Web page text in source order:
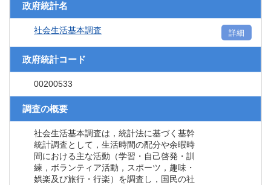
政府統計名
社会生活基本調査 詳細
政府統計コード
00200533
調査の概要
社会生活基本調査は，統計法に基づく基幹
統計調査として，生活時間の配分や余暇時
間における主な活動（学習・自己啓発・訓
練，ボランティア活動，スポーツ，趣味・
娯楽及び旅行・行楽）を調査し，国民の社